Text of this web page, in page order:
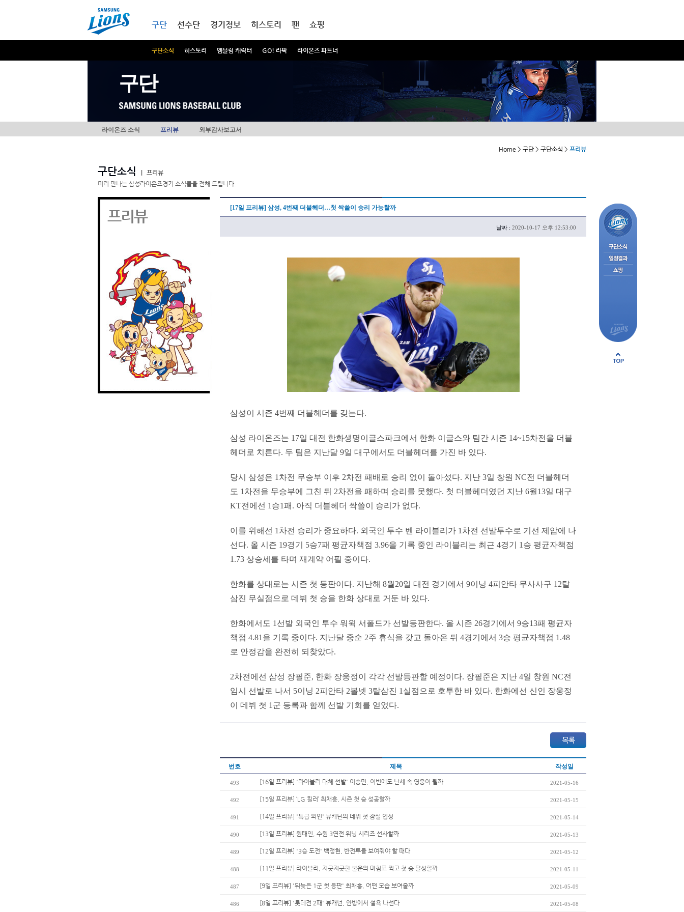
구단
구단소식 히스토리 엠블럼 캐릭터 GO! 라팍 라이온즈 파트너
선수단 경기정보 히스토리 팬 쇼핑
구단
라이온즈 소식 프리뷰 외부감사보고서
Home > 구단 > 구단소식 > 프리뷰
구단소식
프리뷰
미리 만나는 삼성라이온즈경기 소식들을 전해 드립니다.
프리뷰 [17일 프리뷰] 삼성, 4번째 더블헤더…첫 싹쓸이 승리 가능할까
날짜 : 2020-10-17 오후 12:53:00
삼성이 시즌 4번째 더블헤더를 갖는다.
삼성 라이온즈는 17일 대전 한화생명이글스파크에서 한화 이글스와 팀간 시즌 14~15차전을 더블
헤더로 치른다. 두 팀은 지난달 9일 대구에서도 더블헤더를 가진 바 있다.
당시 삼성은 1차전 무승부 이후 2차전 패배로 승리 없이 돌아섰다. 지난 3일 창원 NC전 더블헤더
도 1차전을 무승부에 그친 뒤 2차전을 패하며 승리를 못했다. 첫 더블헤더였던 지난 6월13일 대구
KT전에선 1승1패. 아직 더블헤더 싹쓸이 승리가 없다.
이를 위해선 1차전 승리가 중요하다. 외국인 투수 벤 라이블리가 1차전 선발투수로 기선 제압에 나
선다. 올 시즌 19경기 5승7패 평균자책점 3.96을 기록 중인 라이블리는 최근 4경기 1승 평균자책점
1.73 상승세를 타며 재계약 어필 중이다.
한화를 상대로는 시즌 첫 등판이다. 지난해 8월20일 대전 경기에서 9이닝 4피안타 무사사구 12탈
삼진 무실점으로 데뷔 첫 승을 한화 상대로 거둔 바 있다.
한화에서도 1선발 외국인 투수 워윅 서폴드가 선발등판한다. 올 시즌 26경기에서 9승13패 평균자
책점 4.81을 기록 중이다. 지난달 중순 2주 휴식을 갖고 돌아온 뒤 4경기에서 3승 평균자책점 1.48
로 안정감을 완전히 되찾았다.
2차전에선 삼성 장필준, 한화 장웅정이 각각 선발등판할 예정이다. 장필준은 지난 4일 창원 NC전
임시 선발로 나서 5이닝 2피안타 2볼넷 3탈삼진 1실점으로 호투한 바 있다. 한화에선 신인 장웅정
이 데뷔 첫 1군 등록과 함께 선발 기회를 얻었다.
번호 제목 작성일
493 [16일 프리뷰] '라이블리 대체 선발' 이승민, 이번에도 난세 속 영웅이 될까 2021-05-16
492 [15일 프리뷰] ‘LG 킬러’ 최채흥, 시즌 첫 승 성공할까 2021-05-15
491 [14일 프리뷰] '특급 외인' 뷰캐넌의 데뷔 첫 잠실 입성 2021-05-14
490 [13일 프리뷰] 원태인, 수원 3연전 위닝 시리즈 선사할까 2021-05-13
489 [12일 프리뷰] '3승 도전' 백정현, 반전투를 보여줘야 할 때다 2021-05-12
488 [11일 프리뷰] 라이블리, 지긋지긋한 불운의 마침표 찍고 첫 승 달성할까 2021-05-11
487 [9일 프리뷰] '뒤늦은 1군 첫 등판' 최채흥, 어떤 모습 보여줄까 2021-05-09
486 [8일 프리뷰] '롯데전 2패' 뷰캐넌, 안방에서 설욕 나선다 2021-05-08